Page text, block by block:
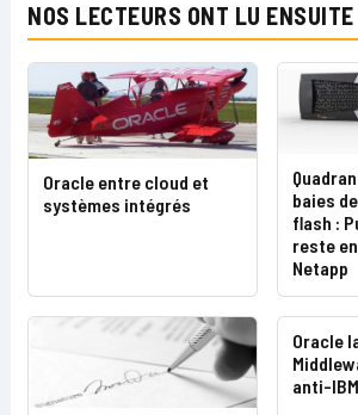
NOS LECTEURS ONT LU ENSUITE
Oracle entre cloud et
systèmes intégrés
baies
flash :
reste
Netapp
Oracle
anti-IBM